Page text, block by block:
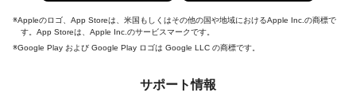
Appleのロゴ、App Storeは、米国もしくはその他の国や地域におけるApple Inc.の商標で
す。App Storeは、Apple Inc.のサービスマークです。
Google Play および Google Play ロゴは Google LLC の商標です。
サポート情報